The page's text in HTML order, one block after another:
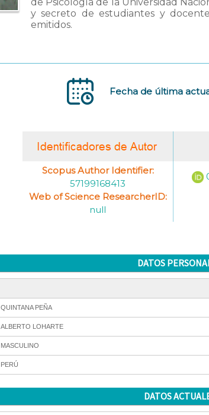
y secreto de estudiantes y
emitidos.
Fecha de última
Scopus Author Identifier:
57199168413
Web of Science ResearcherID:
null
DATOS
QUINTANA PEÑA
ALBERTO LOHARTE
MASCULINO
PERÚ
DATOS